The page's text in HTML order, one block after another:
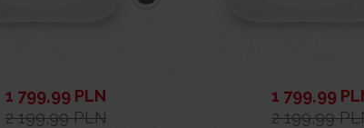
1 799,99 PLN
2 199,99 PLN
1 799,99
2 199,99